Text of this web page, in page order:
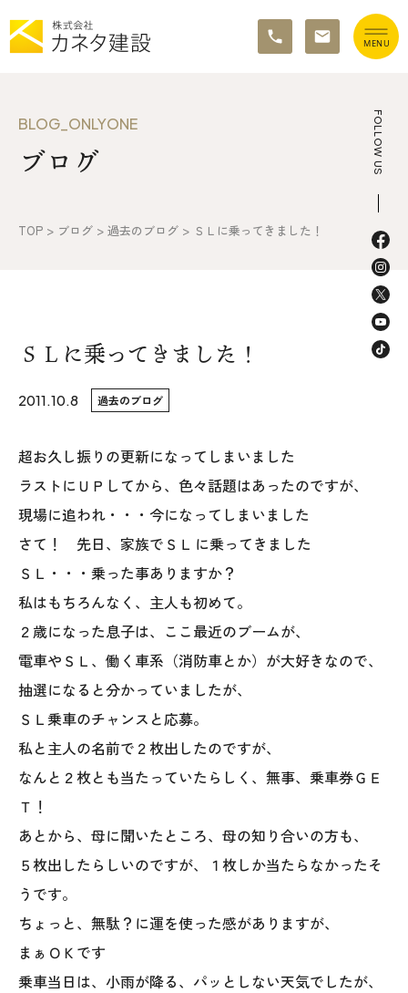
イベント情報
施工事例&お客様の声
不動産情報
WoodStrucX™（ウッドストラクス™）
お知らせ
ISSH糸魚川住宅認定基準
モデルハウス
上越スタジオ
ブログ
オレンジフェア
各種事業
採用情報
協力会社の皆様へ
FOLLOW US
BLOG_ONLYONE
ブログ
TOP > ブログ > 過去のブログ > ＳＬに乗ってきました！
ＳＬに乗ってきました！
2011.10.8 過去のブログ
超お久し振りの更新になってしまいました
ラストにＵＰしてから、色々話題はあったのですが、
現場に追われ・・・今になってしまいました
さて！ 先日、家族でＳＬ に乗ってきました
ＳＬ・・・乗った事ありますか？
私はもちろんなく、主人も初めて。
２歳になった息子は、ここ最近のブームが、
電車やＳＬ、働く車系（消防車とか）が大好きなので、
抽選になると分かっていましたが、
ＳＬ乗車のチャンスと応募。
私と主人の名前で２枚出したのですが、
なんと２枚とも当たっていたらしく、無事、乗車券ＧＥ
Ｔ！
あとから、母に聞いたところ、母の知り合いの方も、
５枚出したらしいのですが、１枚しか当たらなかったそ
うです。
ちょっと、無駄？に運を使った感がありますが、
まぁＯＫです
乗車当日は、小雨が降る、パッとしない天気でしたが、